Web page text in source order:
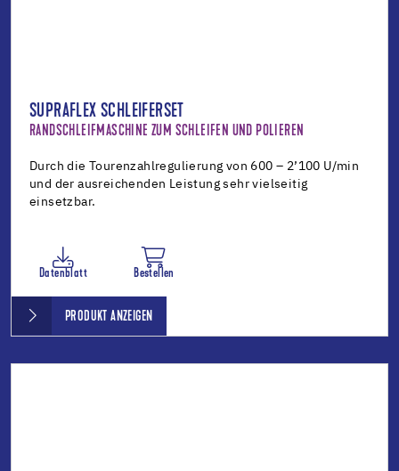
SUPRAFLEX SCHLEIFERSET
RANDSCHLEIFMASCHINE ZUM SCHLEIFEN UND POLIEREN
Durch die Tourenzahlregulierung von 600 – 2’100 U/min
und der ausreichenden Leistung sehr vielseitig
einsetzbar.
Datenblatt Bestellen
PRODUKT ANZEIGEN